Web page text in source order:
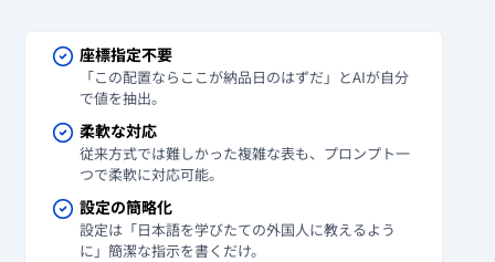
座標指定不要
「この配置ならここが納品日のはずだ」とAIが自分
で値を抽出。
柔軟な対応
従来方式では難しかった複雑な表も、プロンプト一
つで柔軟に対応可能。
設定の簡略化
設定は「日本語を学びたての外国人に教えるよう
に」簡潔な指示を書くだけ。